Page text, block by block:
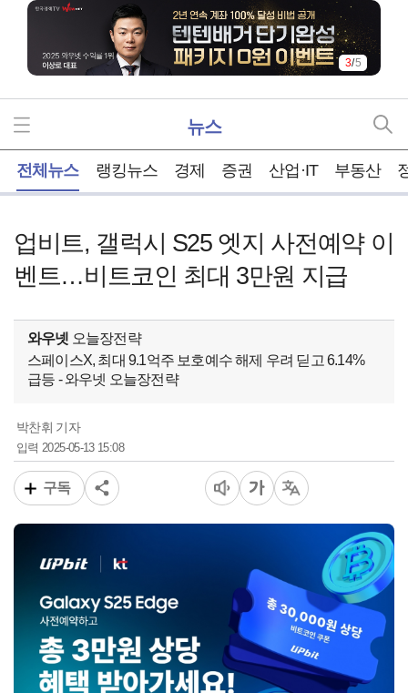
3/5
뉴스
전체뉴스 랭킹뉴스 경제 증권 산업·IT 부동산
업비트, 갤럭시 S25 엣지 사전예약 이
벤트…비트코인 최대 3만원 지급
와우넷 오늘장전략
스페이스X, 최대 9.1억주 보호예수 해제 우려 딛고 6.14%
급등 - 와우넷 오늘장전략
박찬휘 기자
입력2025-05-13 15:08
구독